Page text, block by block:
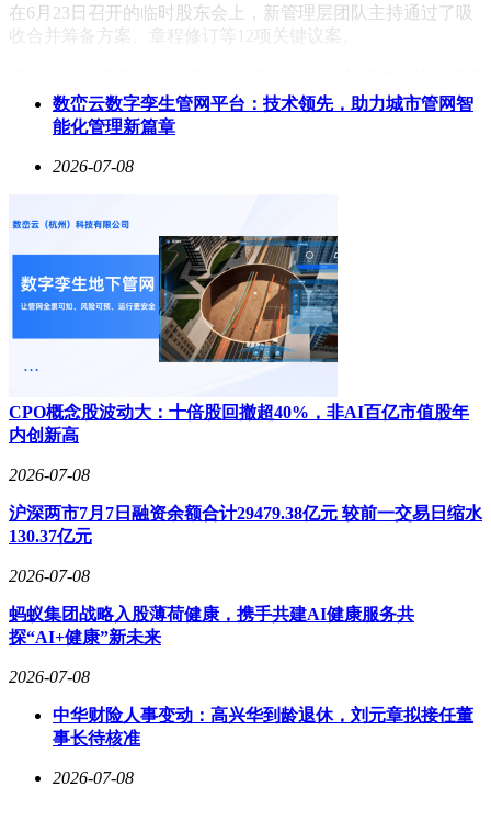
在6月23日召开的临时股东会上，新管理层团队主持通过了吸
收合并筹备方案、章程修订等12项关键议案。
定，其熟悉县域农商银行运营的优势有助于协调整合工作。刘
敏的行长任职则侧重市级机构的统筹管理，而潘德风继续留任
种"老中青"结合的配置，既保证了改革连续性，又为业务创新
作为四川农信系统改革的标杆案例，绵阳农商银行的整合进程
具有示范意义。此次改革涉及全省6个地级市、27家县级农商
银行，绵阳是最后完成整合的地区。截至2025年末，该行资产
总额达848.88亿元，全年实现营业收入17.79亿元，但净利润同
比下降9.49%至3.98亿元。面对即将到来的规模扩张，如何平
衡风险控制与业务发展，成为新管理层亟待破解的课题。
正式挂牌。届时，这家拥有1个市级总部、6个县域分部、150
余个网点的超级农商银行，将承担起服务乡村振兴与城市发展
改革能否实现"1+6>7"的预期目标。
数峦云数字孪生管网平台：技术领先，助力城市管网智
能化管理新篇章
2026-07-08
CPO概念股波动大：十倍股回撤超40%，非AI百亿市值股年
内创新高
2026-07-08
沪深两市7月7日融资余额合计29479.38亿元 较前一交易日缩水
130.37亿元
2026-07-08
蚂蚁集团战略入股薄荷健康，携手共建AI健康服务共
探“AI+健康”新未来
2026-07-08
中华财险人事变动：高兴华到龄退休，刘元章拟接任董
事长待核准
2026-07-08